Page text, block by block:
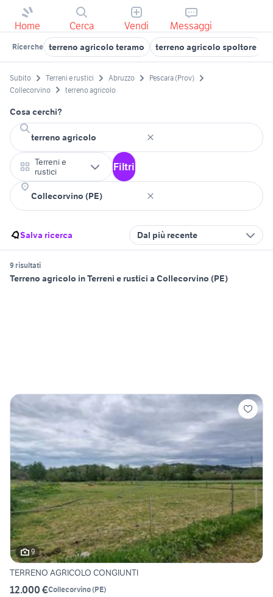
Home Cerca Vendi Messaggi
Ricerche terreno agricolo teramo terreno agricolo spoltore
Subito Terreni e rustici Abruzzo
Pescara (Prov)
Collecorvino
terreno agricolo
Cosa cerchi?
Terreni e
rustici
Filtri
Salva ricerca Dal più recente
9 risultati
Terreno agricolo in Terreni e rustici a Collecorvino (PE)
9
TERRENO AGRICOLO CONGIUNTI
12.000 €Collecorvino(PE)